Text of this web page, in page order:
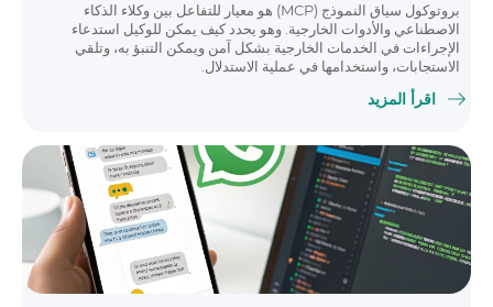
بروتوكول سياق النموذج (MCP) هو معيار للتفاعل بين وكلاء الذكاء
الاصطناعي والأدوات الخارجية. وهو يحدد كيف يمكن للوكيل استدعاء
الإجراءات في الخدمات الخارجية بشكل آمن ويمكن التنبؤ به، وتلقي
الاستجابات، واستخدامها في عملية الاستدلال.
اقرأ المزيد